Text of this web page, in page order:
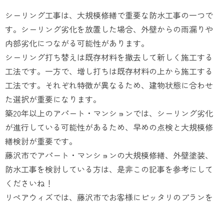
シーリング工事は、大規模修繕で重要な防水工事の一つで
す。シーリング劣化を放置した場合、外壁からの雨漏りや
内部劣化につながる可能性があります。
シーリング打ち替えは既存材料を撤去して新しく施工する
工法です。一方で、増し打ちは既存材料の上から施工する
工法です。それぞれ特徴が異なるため、建物状態に合わせ
た選択が重要になります。
築20年以上のアパート・マンションでは、シーリング劣化
が進行している可能性があるため、早めの点検と大規模修
繕検討が重要です。
藤沢市でアパート・マンションの大規模修繕、外壁塗装、
防水工事を検討している方は、是非この記事を参考にして
くださいね！
リペアウィズでは、藤沢市でお客様にピッタリのプランを